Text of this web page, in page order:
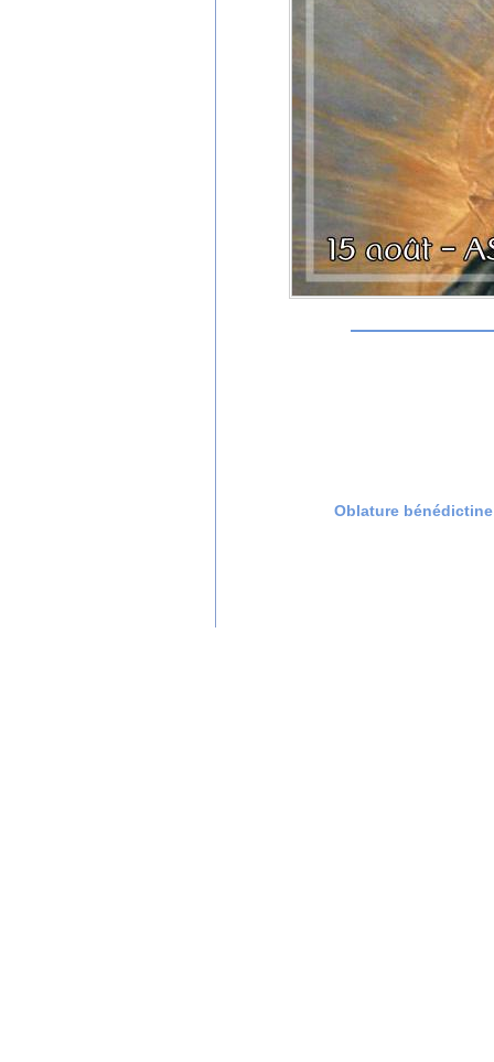
La Vierge Marie
Saint Alphonse est
spiritualité, prières des
Montparnasse : « On vit
Oblature bénédictine